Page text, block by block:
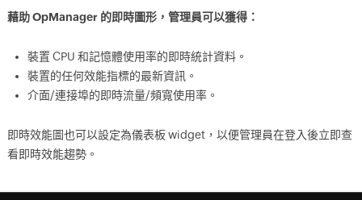
藉助 OpManager 的即時圖形，管理員可以獲得：
裝置 CPU 和記憶體使用率的即時統計資料。
裝置的任何效能指標的最新資訊。
介面/連接埠的即時流量/頻寬使用率。
即時效能圖也可以設定為儀表板 widget，以便管理員在登入後立即查
看即時效能趨勢。